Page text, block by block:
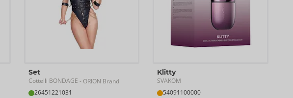
Set
Cottelli BONDAGE - ORION Brand
26451221031
Klitty
SVAKOM
54091100000